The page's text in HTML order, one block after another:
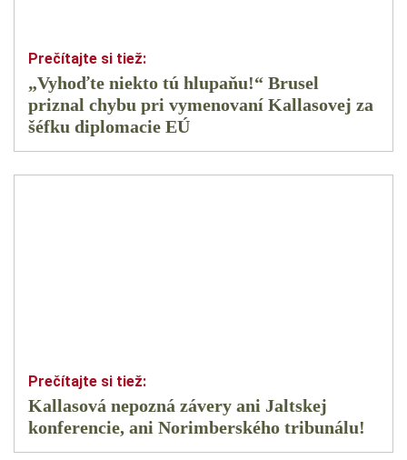
„Vyhoďte niekto tú hlupaňu!“ Brusel
priznal chybu pri vymenovaní Kallasovej za
šéfku diplomacie EÚ
Kallasová nepozná závery ani Jaltskej
konferencie, ani Norimberského tribunálu!